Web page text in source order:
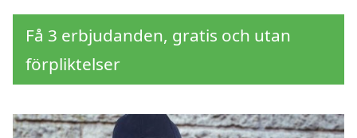
Få 3 erbjudanden, gratis och utan
förpliktelser